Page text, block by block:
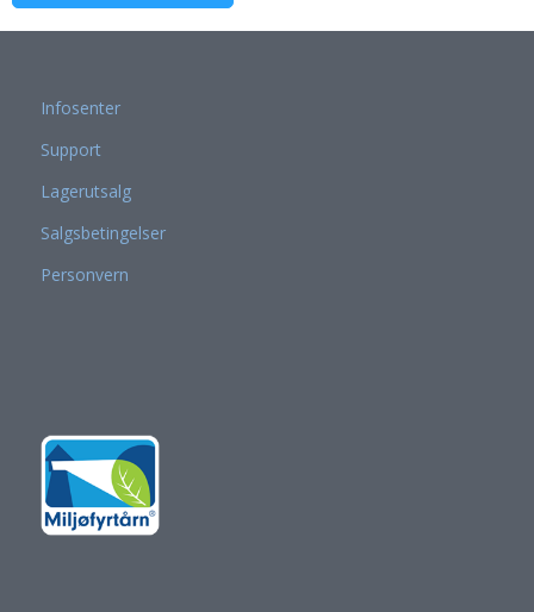
Infosenter
Support
Lagerutsalg
Salgsbetingelser
Personvern